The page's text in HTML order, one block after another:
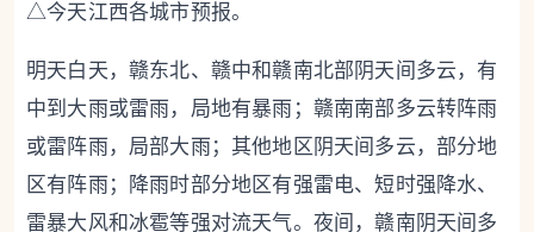
△今天江西各城市预报。
明天白天，赣东北、赣中和赣南北部阴天间多云，有
中到大雨或雷雨，局地有暴雨；赣南南部多云转阵雨
或雷阵雨，局部大雨；其他地区阴天间多云，部分地
区有阵雨；降雨时部分地区有强雷电、短时强降水、
雷暴大风和冰雹等强对流天气。夜间，赣南阴天间多